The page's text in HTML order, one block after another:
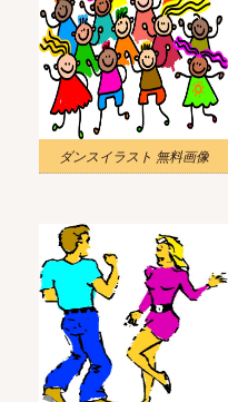
ダンスイラスト 無料画像